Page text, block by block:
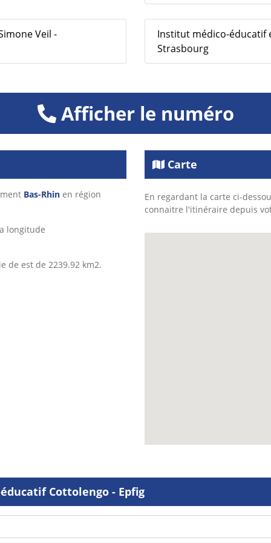
Veil -
Institut médico-éducatif
Strasbourg
Afficher le numéro
Bas-Rhin en région
longitude
de est de 2239.92 km2.
Carte
En regardant la carte ci-
connaitre l'itinéraire depuis
Cottolengo - Epfig